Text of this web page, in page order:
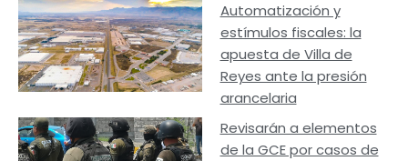
Automatización y
estímulos fiscales: la
apuesta de Villa de
Reyes ante la presión
arancelaria
Revisarán a elementos
de la GCE por casos de